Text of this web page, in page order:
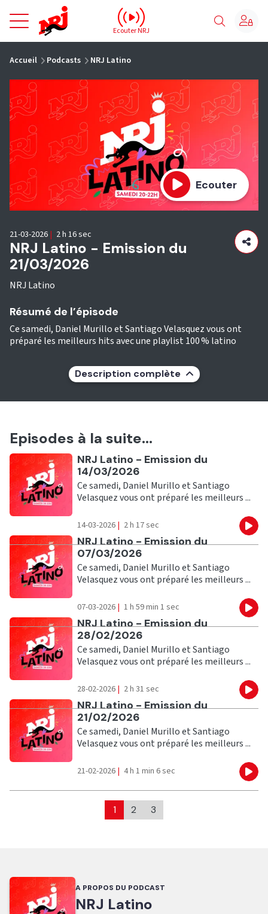
NRJ - Accueil
Ecouter NRJ
Accueil Podcasts NRJ Latino
Ecouter
NRJ Latino - Emission du
21/03/2026
NRJ Latino
21-03-2026 | 2 h 16 sec
Résumé de l’épisode
Ce samedi, Daniel Murillo et Santiago Velasquez vous ont
préparé les meilleurs hits avec une playlist 100 % latino
Description complète
Episodes à la suite...
Ecouter
NRJ Latino - Emission du
14/03/2026
Ce samedi, Daniel Murillo et Santiago
Velasquez vous ont préparé les meilleurs ...
14-03-2026 | 2 h 17 sec
Ecouter
NRJ Latino - Emission du
07/03/2026
Ce samedi, Daniel Murillo et Santiago
Velasquez vous ont préparé les meilleurs ...
07-03-2026 | 1 h 59 min 1 sec
Ecouter
NRJ Latino - Emission du
28/02/2026
Ce samedi, Daniel Murillo et Santiago
Velasquez vous ont préparé les meilleurs ...
28-02-2026 | 2 h 31 sec
Ecouter
NRJ Latino - Emission du
21/02/2026
Ce samedi, Daniel Murillo et Santiago
Velasquez vous ont préparé les meilleurs ...
21-02-2026 | 4 h 1 min 6 sec
1 2 3
A PROPOS DU PODCAST
NRJ Latino